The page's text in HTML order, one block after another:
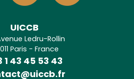
UICCB
Ledru-Rollin
Paris - France
1 43 45 53 43